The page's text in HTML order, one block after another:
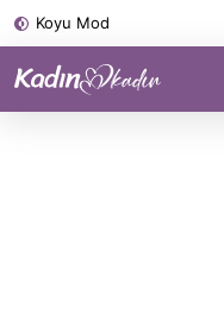
Koyu Mod